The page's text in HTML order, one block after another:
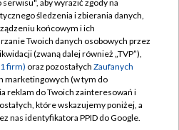
TVP
TVP
prywatności
zgody
Pomoc
aby wyrazić zgody na
śledzenia i zbierania danych,
końcowym i ich
Twoich danych osobowych przez
(zwaną dalej również „TVP”),
firm) oraz pozostałych Zaufanych
marketingowych (w tym do
reklam do Twoich zainteresowań i
które wskazujemy poniżej, a
nas identyfikatora PPID do Google.